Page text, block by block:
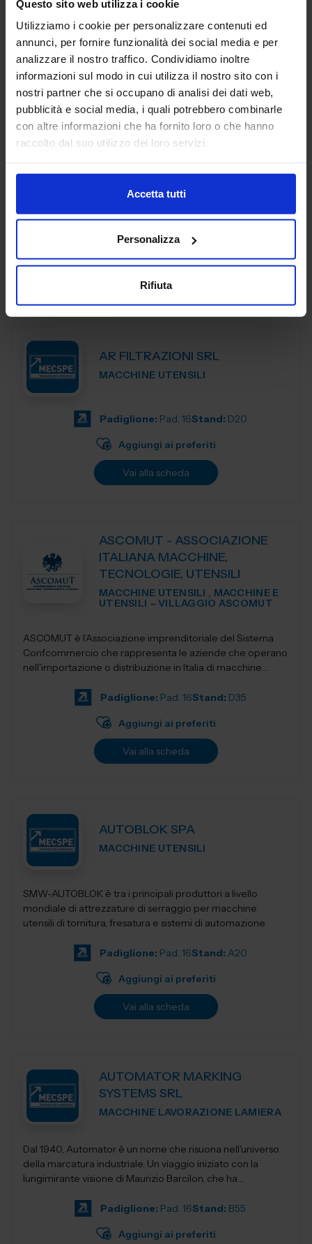
Questo sito web utilizza i cookie
Utilizziamo i cookie per personalizzare contenuti ed
annunci, per fornire funzionalità dei social media e per
analizzare il nostro traffico. Condividiamo inoltre
informazioni sul modo in cui utilizza il nostro sito con i
nostri partner che si occupano di analisi dei dati web,
pubblicità e social media, i quali potrebbero combinarle
con altre informazioni che ha fornito loro o che hanno
raccolto dal suo utilizzo dei loro servizi.
Accetta tutti
Personalizza
Rifiuta
Padiglione: Pad. 16Stand: E43
Aggiungi ai preferiti
Vai alla scheda
Padiglione:Pad. 14Stand:E31
AR FILTRAZIONI SRL
MACCHINE UTENSILI
Padiglione: Pad. 16Stand: D20
Aggiungi ai preferiti
Vai alla scheda
ASCOMUT - ASSOCIAZIONE
ITALIANA MACCHINE,
TECNOLOGIE, UTENSILI
MACCHINE UTENSILI , MACCHINE E
UTENSILI – VILLAGGIO ASCOMUT
ASCOMUT è l’Associazione imprenditoriale del Sistema
Confcommercio che rappresenta le aziende che operano
nell'importazione o distribuzione in Italia di macchine
Padiglione: Pad. 16Stand: D35
Aggiungi ai preferiti
Vai alla scheda
AUTOBLOK SPA
MACCHINE UTENSILI
SMW‑AUTOBLOK è tra i principali produttori a livello
mondiale di attrezzature di serraggio per macchine
utensili di tornitura, fresatura e sistemi di automazione
Padiglione: Pad. 16Stand: A20
Aggiungi ai preferiti
Vai alla scheda
AUTOMATOR MARKING
SYSTEMS SRL
MACCHINE LAVORAZIONE LAMIERA
Dal 1940, Automator è un nome che risuona nell'universo
della marcatura industriale. Un viaggio iniziato con la
lungimirante visione di Maurizio Barcilon, che ha
Padiglione: Pad. 16Stand: B55
Aggiungi ai preferiti